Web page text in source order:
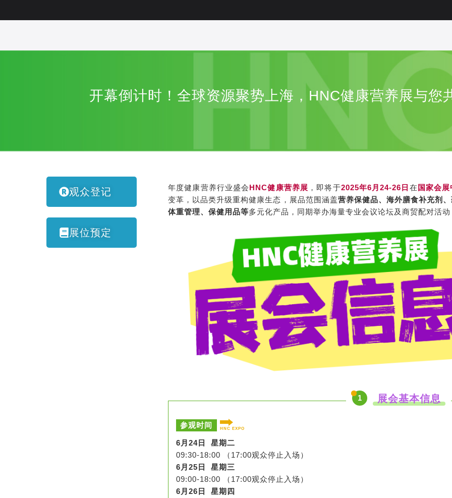
开幕倒计时！全球资源聚势上海，HNC健康营养展与您
观众登记
展位预定
年度健康营养行业盛会HNC健康营养展 ，即将于2025年6月24-26日 在 国家会
变革，以品类升级重构健康生态，展品范围涵盖营养保健品、海外膳食补充剂
体重管理、保健用品等多元化产品，同期举办海量专业会议论坛及商贸配对活
1 展会基本信息
参观时间 HNC EXPO
6月24日 星期二
09:30-18:00 （17:00观众停止入场）
6月25日 星期三
09:00-18:00 （17:00观众停止入场）
6月26日 星期四